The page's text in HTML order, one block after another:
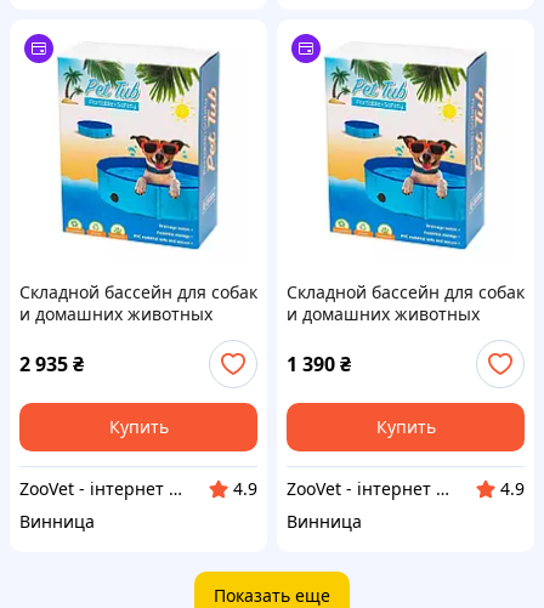
Складной бассейн для собак
и домашних животных
Papillon размер ХL Ø 160 x
30 см
2 935₴
Купить
ZooVet - інтернет зоомагазин самих низьких цін - Zoovetbaza.com.ua
4.9
Винница
Складной бассейн для собак
и домашних животных
Papillon размер M Ø 80 x 30
см
1 390₴
Купить
ZooVet - інтернет зоомагазин самих низьких цін - Zoovetbaza.com.ua
4.9
Винница
Показать еще